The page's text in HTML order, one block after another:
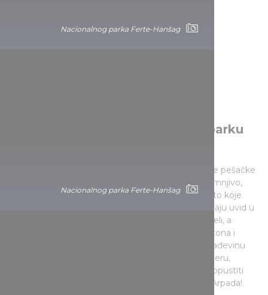
Nacionalnog parka Ferte-Hanšag
Nacionalnog parka Ferte-Hanšag
Izlet u prošlost u Nacionalnom parku
Najnoviji nacionalni park u zemlji presecaju mnoge pešačke
staze, a može se istražiti i biciklom ili peške. Nesumnjivo,
Muzej na otvorenom Salafe-Pićerser je prvo mesto koje
treba posetiti. Više stotina godina stare kuće pružaju uvid u
svakodnevni život Mađara koji su ovde nekada živeli, a
nedaleko od muzeja nalazi se farma evropskih bizona i
fantastičnih evroazijskih divljih konja. Istaknutu građevinu
Eršega vrednu posete predstavlja i crkva u Velemeru,
poznata po posebnoj igri svetlosti, pa nemojte propustiti
ovu građevinu koja se održala još od doba kneza Arpada!